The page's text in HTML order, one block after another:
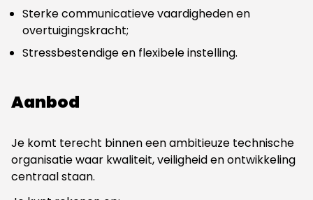
Sterke communicatieve vaardigheden en
overtuigingskracht;
Stressbestendige en flexibele instelling.
Aanbod
Je komt terecht binnen een ambitieuze technische
organisatie waar kwaliteit, veiligheid en ontwikkeling
centraal staan.